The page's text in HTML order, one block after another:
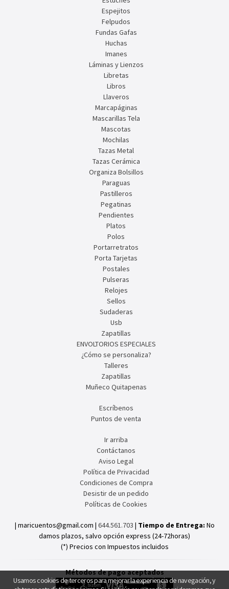
Espejitos
Felpudos
Fundas Gafas
Huchas
Imanes
Láminas y Lienzos
Libretas
Libros
Llaveros
Marcapáginas
Mascarillas Tela
Mascotas
Mochilas
Tazas Metal
Tazas Cerámica
Organiza Bolsillos
Paraguas
Pastilleros
Pegatinas
Pendientes
Platos
Polos
Portarretratos
Porta Tarjetas
Postales
Pulseras
Relojes
Sellos
Sudaderas
Usb
Zapatillas
ENVOLTORIOS ESPECIALES
¿Cómo se personaliza?
Talleres
Zapatillas
Muñeco Quitapenas
Escríbenos
Puntos de venta
Ir arriba
Contáctanos
Aviso Legal
Política de Privacidad
Condiciones de Compra
Desistir de un pedido
Políticas de Cookies
| maricuentos@gmail.com | 644.561.703 | Tiempo de Entrega: No
damos plazos, salvo opción express (24-72horas)
(*) Precios con Impuestos incluidos
Métodos de pago aceptados
Usamos cookies de terceros para mejorar la experiencia de navegación, y